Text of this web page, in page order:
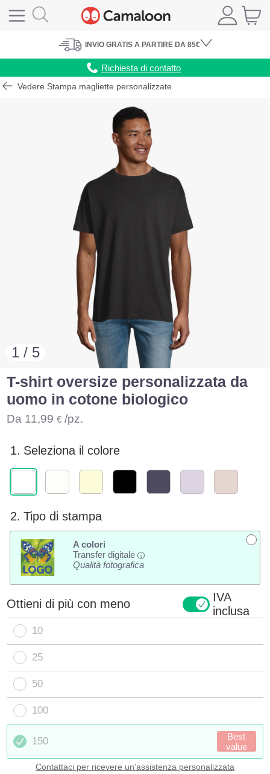
INVIO GRATIS A PARTIRE DA 85€
Richiesta di contatto
Vedere Stampa magliette personalizzate
1 / 5
T-shirt oversize personalizzata da
uomo in cotone biologico
Da 11,99 € /pz.
1. Seleziona il colore
2. Tipo di stampa
A colori
Transfer digitale
i
Qualità fotografica
Ottieni di più con meno
IVA
inclusa
10
25
50
100
150
Best
value
Contattaci per ricevere un'assistenza personalizzata